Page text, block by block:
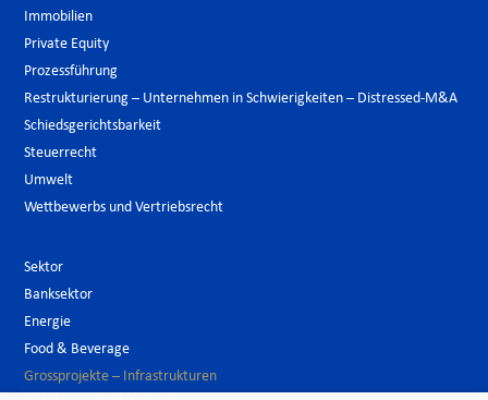
Immobilien
Private Equity
Prozessführung
Restrukturierung – Unternehmen in Schwierigkeiten – Distressed-M&A
Schiedsgerichtsbarkeit
Steuerrecht
Umwelt
Wettbewerbs und Vertriebsrecht
Sektor
Banksektor
Energie
Food & Beverage
Grossprojekte – Infrastrukturen